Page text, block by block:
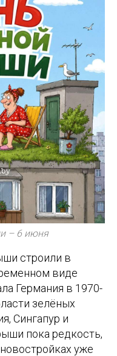
– 6 июня
строили в
виде
Германия в 1970-
зелёных
Сингапур и
пока редкость,
уже